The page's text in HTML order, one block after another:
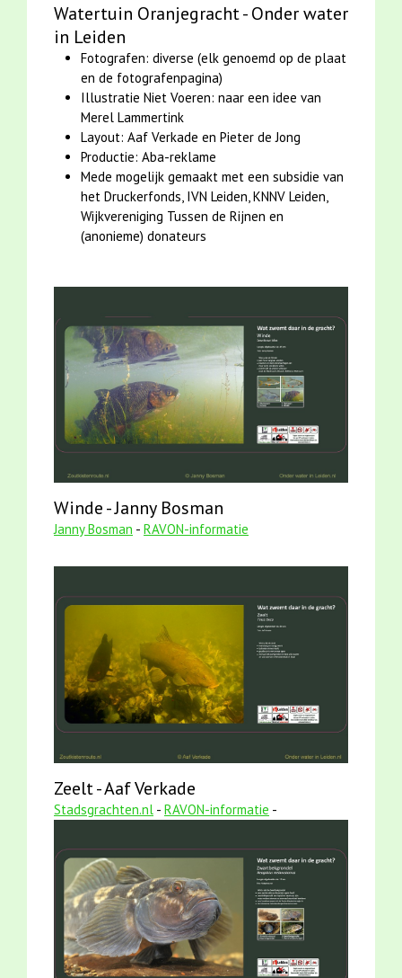
Watertuin Oranjegracht - Onder water
in Leiden
Fotografen: diverse (elk genoemd op de plaat
en de fotografenpagina)
Illustratie Niet Voeren: naar een idee van
Merel Lammertink
Layout: Aaf Verkade en Pieter de Jong
Productie: Aba-reklame
Mede mogelijk gemaakt met een subsidie van
het Druckerfonds, IVN Leiden, KNNV Leiden,
Wijkvereniging Tussen de Rijnen en
(anonieme) donateurs
Winde - Janny Bosman
Janny Bosman - RAVON-informatie
Zeelt - Aaf Verkade
Stadsgrachten.nl - RAVON-informatie -